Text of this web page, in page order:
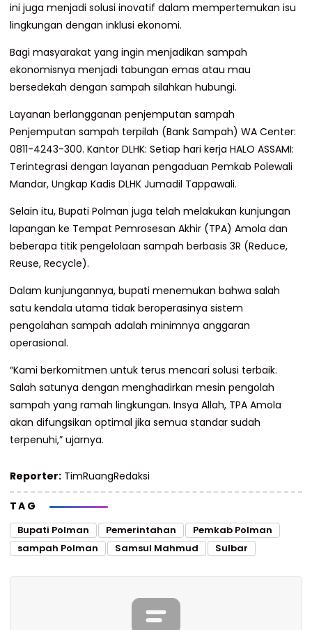
ini juga menjadi solusi inovatif dalam mempertemukan isu
lingkungan dengan inklusi ekonomi.
Bagi masyarakat yang ingin menjadikan sampah
ekonomisnya menjadi tabungan emas atau mau
bersedekah dengan sampah silahkan hubungi.
Layanan berlangganan penjemputan sampah
Penjemputan sampah terpilah (Bank Sampah) WA Center:
0811-4243-300. Kantor DLHK: Setiap hari kerja HALO ASSAMI:
Terintegrasi dengan layanan pengaduan Pemkab Polewali
Mandar, Ungkap Kadis DLHK Jumadil Tappawali.
Selain itu, Bupati Polman juga telah melakukan kunjungan
lapangan ke Tempat Pemrosesan Akhir (TPA) Amola dan
beberapa titik pengelolaan sampah berbasis 3R (Reduce,
Reuse, Recycle).
Dalam kunjungannya, bupati menemukan bahwa salah
satu kendala utama tidak beroperasinya sistem
pengolahan sampah adalah minimnya anggaran
operasional.
“Kami berkomitmen untuk terus mencari solusi terbaik.
Salah satunya dengan menghadirkan mesin pengolah
sampah yang ramah lingkungan. Insya Allah, TPA Amola
akan difungsikan optimal jika semua standar sudah
terpenuhi,” ujarnya.
Reporter: TimRuangRedaksi
TAG
Bupati Polman Pemerintahan
Pemkab Polman
sampah Polman
Samsul Mahmud Sulbar